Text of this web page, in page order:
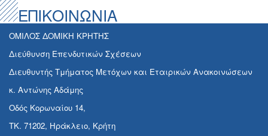
ΕΠΙΚΟΙΝΩΝΙΑ
ΟΜΙΛΟΣ ΔΟΜΙΚΗ ΚΡΗΤΗΣ
Διεύθυνση Επενδυτικών Σχέσεων
Διευθυντής Τμήματος Μετόχων και Εταιρικών Ανακοινώσεων
κ. Αντώνης Αδάμης
Οδός Κορωναίου 14,
ΤΚ. 71202, Ηράκλειο, Κρήτη